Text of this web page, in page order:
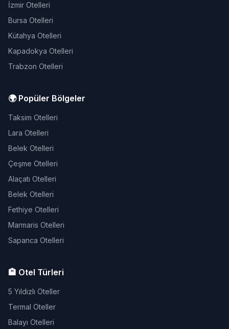
İzmir Otelleri
Bursa Otelleri
Kütahya Otelleri
Kapadokya Otelleri
Trabzon Otelleri
🌍 Popüler Bölgeler
Taksim Otelleri
Lara Otelleri
Belek Otelleri
Çeşme Otelleri
Alaçatı Otelleri
Belek Otelleri
Fethiye Otelleri
Marmaris Otelleri
Sapanca Otelleri
🏨 Otel Türleri
5 Yıldızlı Oteller
Termal Oteller
Balayı Otelleri